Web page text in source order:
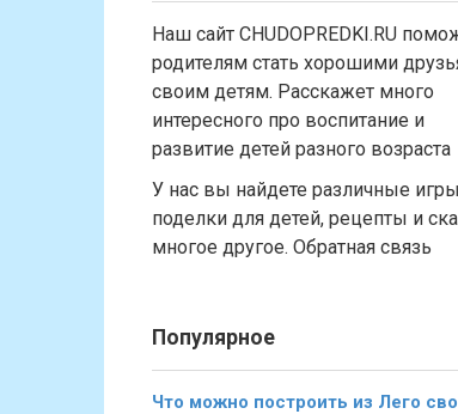
Наш сайт CHUDOPREDKI.RU
родителям стать хорошими
своим детям. Расскажет много
интересного про воспитание и
развитие детей разного возраста
У нас вы найдете различные
поделки для детей, рецепты и
многое другое. Обратная связь
Популярное
Что можно построить из Лего